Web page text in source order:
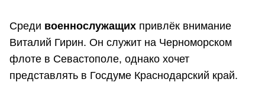
Среди военнослужащих привлёк внимание
Виталий Гирин. Он служит на Черноморском
флоте в Севастополе, однако хочет
представлять в Госдуме Краснодарский край.